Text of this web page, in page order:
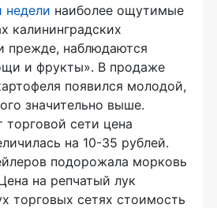
недели наиболее ощутимые
калининградских
прежде, наблюдаются
и фрукты». В продаже
появился молодой,
значительно выше.
торговой сети цена
на 10-35 рублей.
подорожала морковь
на репчатый лук
торговых сетях стоимость